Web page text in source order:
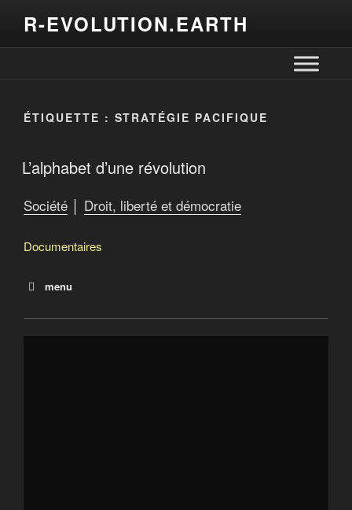
R-EVOLUTION.EARTH
ÉTIQUETTE : STRATÉGIE PACIFIQUE
L’alphabet d’une révolution
Société │ Droit, liberté et démocratie
Documentaires
menu